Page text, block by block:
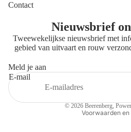
Contact
Nieuwsbrief
Tweewekelijkse nieuwsbrief met
gebied van uitvaart en rouw
Meld je aan
E-mail
© 2026 Beerenberg,
Voorwaarden en